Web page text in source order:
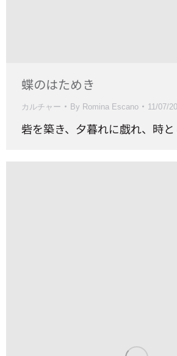
蝶のはためき
カルチャー By Romina Escano 11/07/
砦を築き、夕暮れに戯れ、時